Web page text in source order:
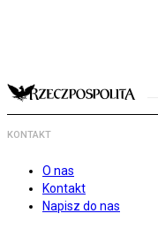
KONTAKT
O nas
Kontakt
Napisz do nas